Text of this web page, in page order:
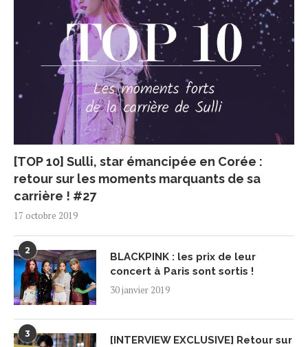
[TOP 10] Sulli, star émancipée en Corée :
retour sur les moments marquants de sa
carrière ! #27
17 octobre 2019
2
BLACKPINK : les prix de leur
concert à Paris sont sortis !
30 janvier 2019
3
[INTERVIEW EXCLUSIVE] Retour sur